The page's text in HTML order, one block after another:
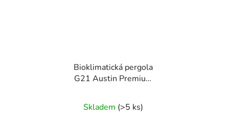
Bioklimatická pergola
G21 Austin Premium
hliníková
Skladem (>5 ks)